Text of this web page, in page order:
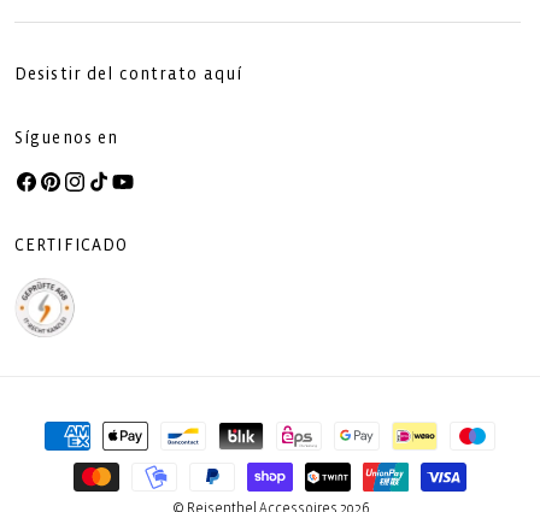
Desistir del contrato aquí
Síguenos en
Facebook
Pinterest
Instagram
TikTokYouTube
CERTIFICADO
Formas
© Reisenthel Accessoires 2026